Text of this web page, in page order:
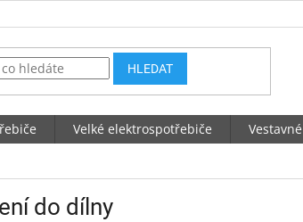
HLEDAT
Velké elektrospotřebiče
do dílny